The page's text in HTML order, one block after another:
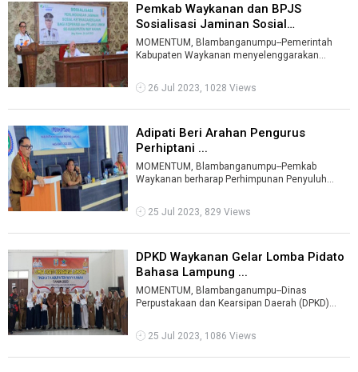
Pemkab Waykanan dan BPJS
Sosialisasi Jaminan Sosial
Ketenagakerja ...
MOMENTUM, Blambanganumpu--Pemerintah
Kabupaten Waykanan menyelenggarakan
Ketenagakerj ...
26 Jul 2023, 1028 Views
Adipati Beri Arahan Pengurus
Perhiptani ...
MOMENTUM, Blambanganumpu--Pemkab
Waykanan berharap Perhimpunan Penyuluh
25 Jul 2023, 829 Views
DPKD Waykanan Gelar Lomba Pidato
Bahasa Lampung ...
MOMENTUM, Blambanganumpu--Dinas
Perpustakaan dan Kearsipan Daerah (DPKD)
Bahasa Lam ...
25 Jul 2023, 1086 Views